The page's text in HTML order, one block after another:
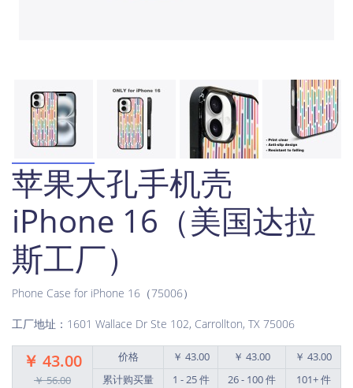
苹果大孔手机壳
iPhone 16（美国达拉
斯工厂）
Phone Case for iPhone 16（75006）
工厂地址：1601 Wallace Dr Ste 102, Carrollton, TX 75006
￥ 43.00
￥ 56.00
价格 ￥ 43.00 ￥ 43.00
￥ 43.00
累计购买量
1 - 25 件 26 - 100 件 101+ 件